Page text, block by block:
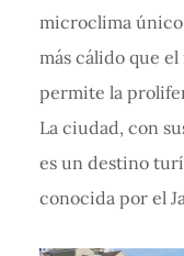
microclima
más cálido que
permite la
La ciudad, con
es un destino
conocida por el